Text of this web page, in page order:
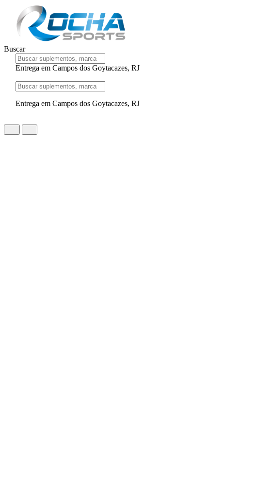
Buscar
Entrega em Campos dos Goytacazes, RJ
Entrega em Campos dos Goytacazes, RJ